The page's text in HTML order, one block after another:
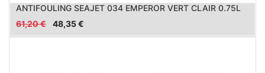
ANTIFOULING SEAJET 034 EMPEROR VERT CLAIR 0.75L
61,20€ 48,35€